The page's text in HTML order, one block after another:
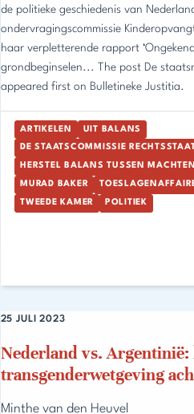
de politieke geschiedenis van
ondervragingscommissie
haar verpletterende rapport
grondbeginselen... The post De
appeared first on Bulletineke Justitia.
ARTIKELEN UIT BALANS
DE STAATSCOMMISSIE RECHTSSTAAT
HERSTEL BALANS TUSSEN MACHTEN
MURAD BAKER
TWEEDE KAMER POLITIEK
Nederland vs. Argentinië:
transgenderwetgeving
25 JULI 2023
Minthe van den Heuvel